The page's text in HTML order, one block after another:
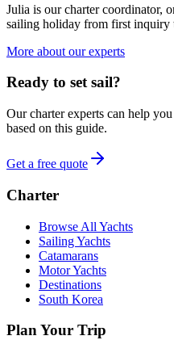
Julia is our charter coordinator,
sailing holiday from first inquiry
More about our experts
Ready to set sail?
Our charter experts can help
based on this guide.
Get a free quote
Charter
Browse All Yachts
Sailing Yachts
Catamarans
Motor Yachts
Destinations
South Korea
Plan Your Trip